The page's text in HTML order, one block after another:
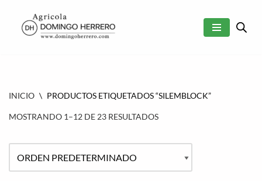
SALTAR
INICIO \ PRODUCTOS ETIQUETADOS “SILEMBLOCK”
MOSTRANDO 1–12 DE 23 RESULTADOS